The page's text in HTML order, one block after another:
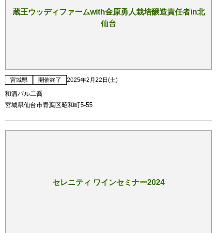
蔵王ウッディファームwith金原勇人栽培醸造責任者in北
仙台
宮城県 開催終了 2025年2月22日(土)
和酒バル二喬
宮城県仙台市青葉区昭和町5-55
セレニティ ワインセミナー2024